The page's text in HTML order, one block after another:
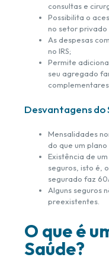
consultas e
Possibilita o
no setor privado
As despesas
no IRS;
Permite
seu agregado
complementares.
Desvantagens do
Mensalidades
do que um
Existência de
seguros, isto é,
segurado faz
Alguns seguros
preexistentes.
O que é
Saúde?